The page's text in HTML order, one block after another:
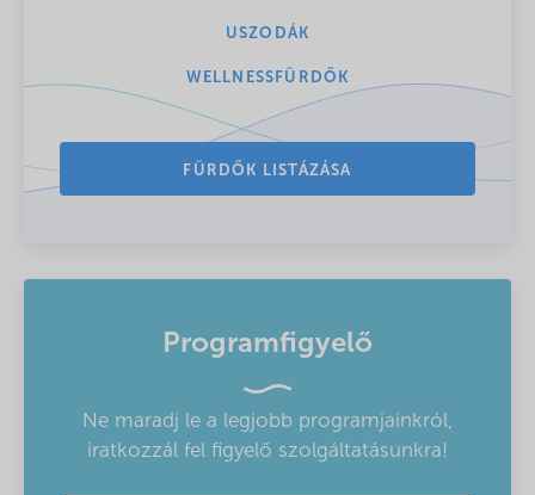
USZODÁK
WELLNESSFÜRDŐK
FÜRDŐK LISTÁZÁSA
Programfigyelő
Ne maradj le a legjobb programjainkról,
iratkozzál fel figyelő szolgáltatásunkra!